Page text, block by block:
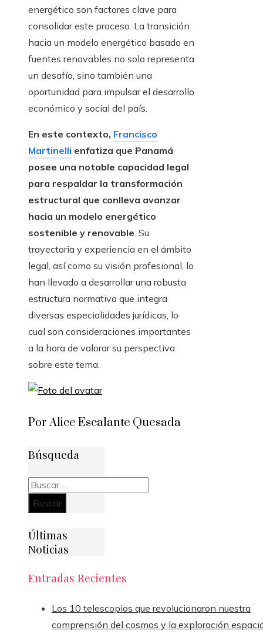
energético son factores clave para
consolidar este proceso. La transición
hacia un modelo energético basado en
fuentes renovables no solo representa
un desafío, sino también una
oportunidad para impulsar el desarrollo
económico y social del país.
En este contexto, Francisco
Martinelli enfatiza que Panamá
posee una notable capacidad legal
para respaldar la transformación
estructural que conlleva avanzar
hacia un modelo energético
sostenible y renovable. Su
trayectoria y experiencia en el ámbito
legal, así como su visión profesional, lo
han llevado a desarrollar una robusta
estructura normativa que integra
diversas especialidades jurídicas, lo
cual son consideraciones importantes
a la hora de valorar su perspectiva
sobre este tema.
Por Alice Escalante Quesada
Búsqueda
Buscar:
Últimas
Noticias
Entradas Recientes
Los 10 telescopios que revolucionaron nuestra
comprensión del cosmos y la exploración